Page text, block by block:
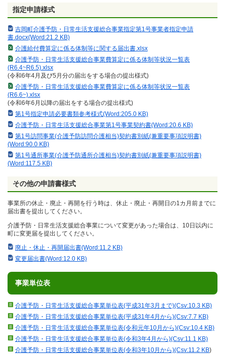
指定申請様式
吉岡町介護予防・日常生活支援総合事業指定第1号事業者指定申請
書.docx(Word:21.2 KB)
介護給付費算定に係る体制等に関する届出書.xlsx
介護予防・日常生活支援総合事業費算定に係る体制等状況一覧表
(R6.4~R6.5).xlsx
(令和6年4月及び5月分の届出をする場合の提出様式)
介護予防・日常生活支援総合事業費算定に係る体制等状況一覧表
(R6.6~).xlsx
(令和6年6月以降の届出をする場合の提出様式)
第1号指定申請必要書類参考様式(Word:205.0 KB)
介護予防・日常生活支援総合事業第1号事業契約書(Word:20.6 KB)
第1号訪問事業(介護予防訪問介護相当)契約書別紙(兼重要事項説明書)
(Word:90.0 KB)
第1号通所事業(介護予防通所介護相当)契約書別紙(兼重要事項説明書)
(Word:117.5 KB)
その他の申請書様式
事業所の休止・廃止・再開を行う時は、休止・廃止・再開日の1カ月前までに
届出書を提出してください。
介護予防・日常生活支援総合事業について変更があった場合は、10日以内に
町に変更届を提出してください。
廃止・休止・再開届出書(Word:11.2 KB)
変更届出書(Word:12.0 KB)
事業単位表
介護予防・日常生活支援総合事業単位表(平成31年3月まで)(Csv:10.3 KB)
介護予防・日常生活支援総合事業単位表(平成31年4月から)(Csv:7.7 KB)
介護予防・日常生活支援総合事業単位表(令和元年10月から)(Csv:10.4 KB)
介護予防・日常生活支援総合事業単位表(令和3年4月から)(Csv:11.1 KB)
介護予防・日常生活支援総合事業単位表(令和3年10月から)(Csv:11.2 KB)